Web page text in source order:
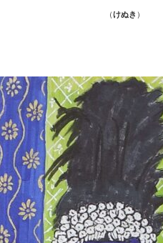
（けぬき ）